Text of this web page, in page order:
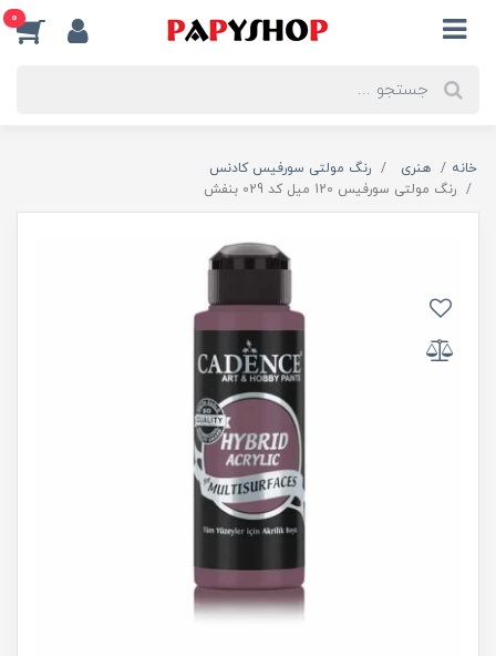
0
خانه هنری
رنگ مولتی سورفیس کادنس
رنگ مولتی سورفیس 120 میل کد 029 بنفش